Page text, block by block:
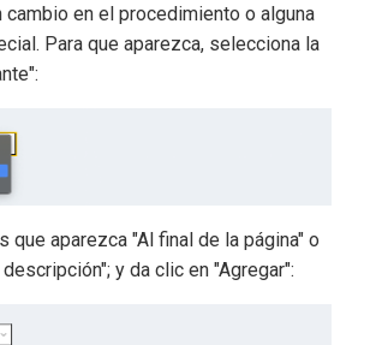
cambio en el procedimiento o alguna
Para que aparezca, selecciona la
que aparezca "Al final de la página" o
y da clic en "Agregar":